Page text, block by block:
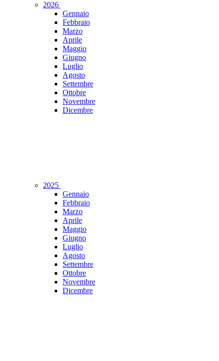
2026
Gennaio
Febbraio
Marzo
Aprile
Maggio
Giugno
Luglio
Agosto
Settembre
Ottobre
Novembre
Dicembre
2025
Gennaio
Febbraio
Marzo
Aprile
Maggio
Giugno
Luglio
Agosto
Settembre
Ottobre
Novembre
Dicembre